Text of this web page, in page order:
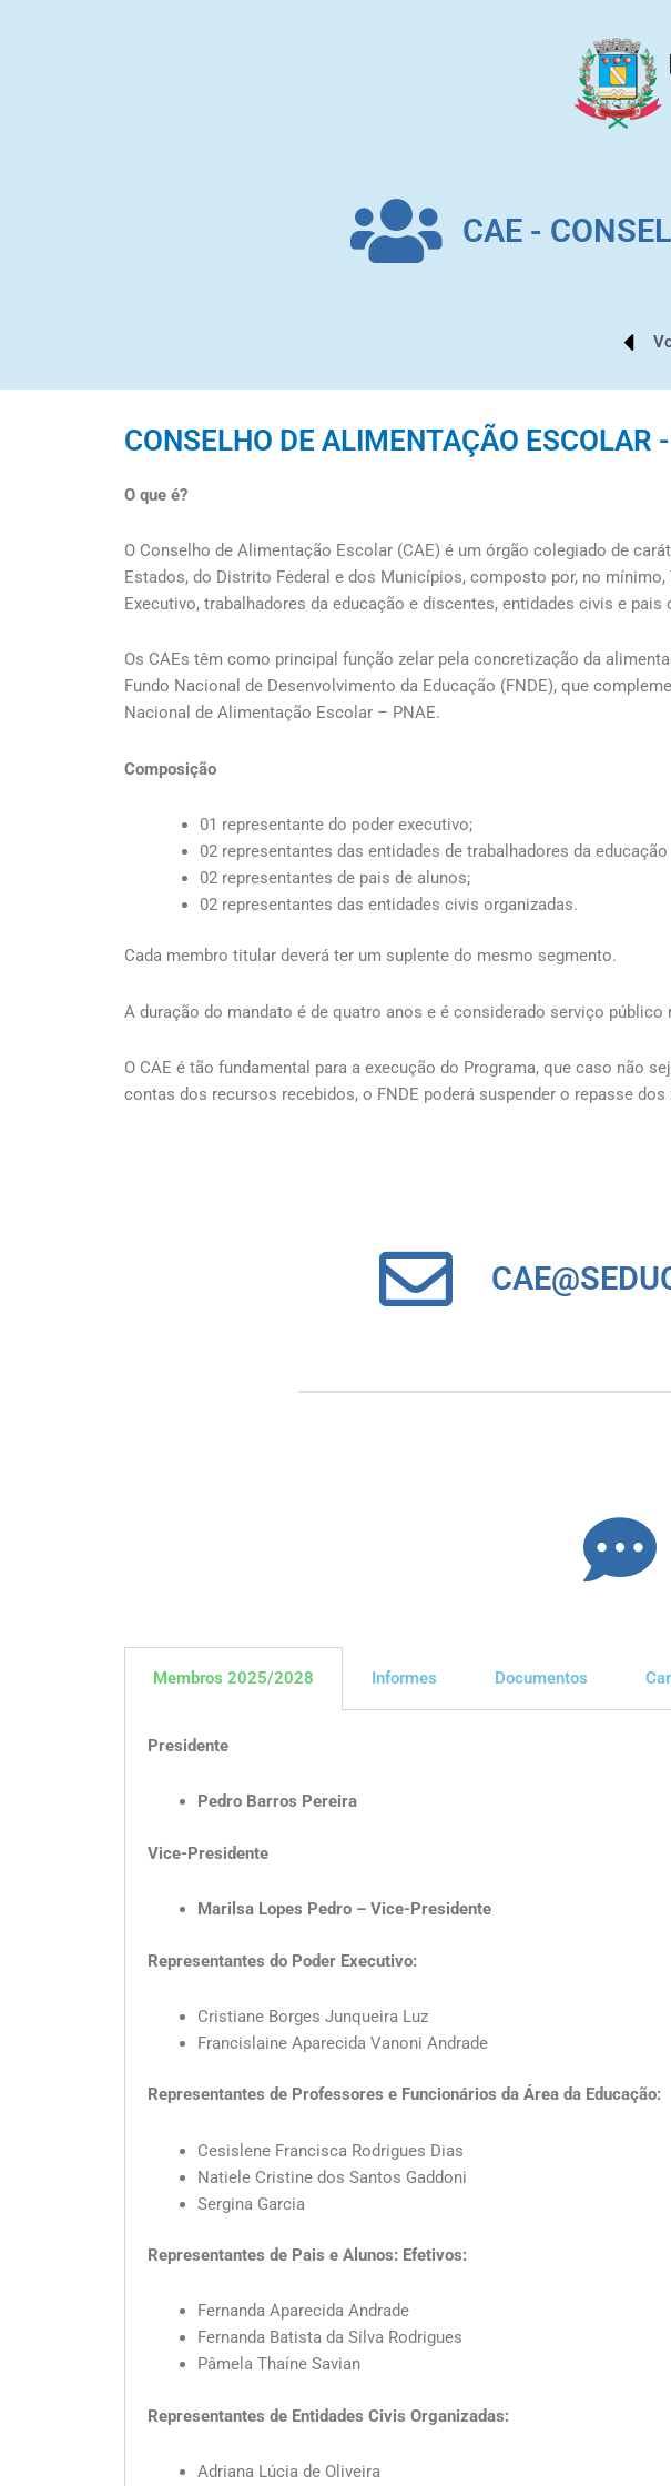
CAE -
CONSELHO DE ALIMENTAÇÃO ESCOLAR
O que é?
O Conselho de Alimentação Escolar (CAE) é um órgão colegiado de
Estados, do Distrito Federal e dos Municípios, composto por, no
Executivo, trabalhadores da educação e discentes, entidades civis e pais
Os CAEs têm como principal função zelar pela concretização da
Fundo Nacional de Desenvolvimento da Educação (FNDE), que
Nacional de Alimentação Escolar – PNAE.
Composição
01 representante do poder executivo;
02 representantes das entidades de trabalhadores da
02 representantes de pais de alunos;
02 representantes das entidades civis organizadas.
Cada membro titular deverá ter um suplente do mesmo segmento.
A duração do mandato é de quatro anos e é considerado serviço público
O CAE é tão fundamental para a execução do Programa, que caso não
contas dos recursos recebidos, o FNDE poderá suspender o repasse dos
Membros 2025/2028 Informes Documentos
Presidente
Pedro Barros Pereira
Vice-Presidente
Marilsa Lopes Pedro – Vice-Presidente
Representantes do Poder Executivo:
Cristiane Borges Junqueira Luz
Francislaine Aparecida Vanoni Andrade
Representantes de Professores e Funcionários da Área da Educação:
Cesislene Francisca Rodrigues Dias
Natiele Cristine dos Santos Gaddoni
Sergina Garcia
Representantes de Pais e Alunos: Efetivos:
Fernanda Aparecida Andrade
Fernanda Batista da Silva Rodrigues
Pâmela Thaíne Savian
Representantes de Entidades Civis Organizadas:
Adriana Lúcia de Oliveira